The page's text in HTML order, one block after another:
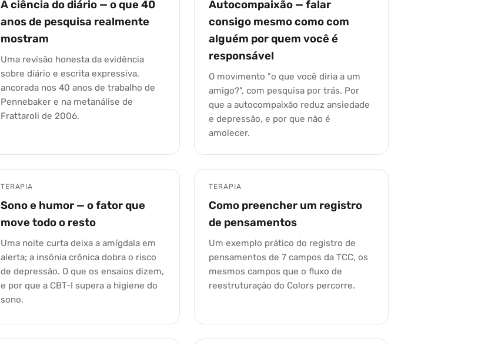
A ciência do diário — o que 40
anos de pesquisa realmente
mostram
Uma revisão honesta da evidência
sobre diário e escrita expressiva,
ancorada nos 40 anos de trabalho de
Pennebaker e na metanálise de
Frattaroli de 2006.
Autocompaixão — falar
consigo mesmo como com
alguém por quem você é
responsável
O movimento "o que você diria a um
amigo?", com pesquisa por trás. Por
que a autocompaixão reduz ansiedade
e depressão, e por que não é
amolecer.
TERAPIA
Sono e humor — o fator que
move todo o resto
Uma noite curta deixa a amígdala em
alerta; a insônia crônica dobra o risco
de depressão. O que os ensaios dizem,
e por que a CBT-I supera a higiene do
sono.
TERAPIA
Como preencher um registro
de pensamentos
Um exemplo prático do registro de
pensamentos de 7 campos da TCC, os
mesmos campos que o fluxo de
reestruturação do Colors percorre.